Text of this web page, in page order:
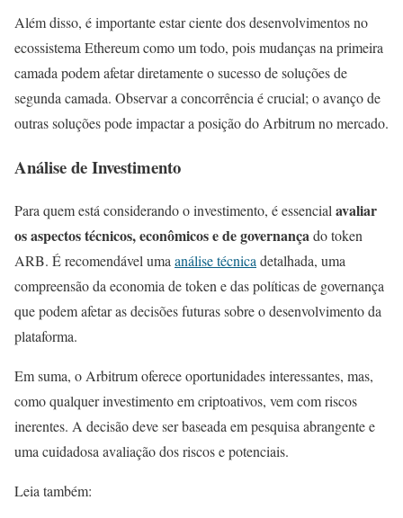
Além disso, é importante estar ciente dos desenvolvimentos no
ecossistema Ethereum como um todo, pois mudanças na primeira
camada podem afetar diretamente o sucesso de soluções de
segunda camada. Observar a concorrência é crucial; o avanço de
outras soluções pode impactar a posição do Arbitrum no mercado.
Análise de Investimento
Para quem está considerando o investimento, é essencialavaliar
os aspectos técnicos, econômicos e de governançado token
ARB. É recomendável umaanálise técnicadetalhada, uma
compreensão da economia de token e das políticas de governança
que podem afetar as decisões futuras sobre o desenvolvimento da
plataforma.
Em suma, o Arbitrum oferece oportunidades interessantes, mas,
como qualquer investimento em criptoativos, vem com riscos
inerentes. A decisão deve ser baseada em pesquisa abrangente e
uma cuidadosa avaliação dos riscos e potenciais.
Leia também: